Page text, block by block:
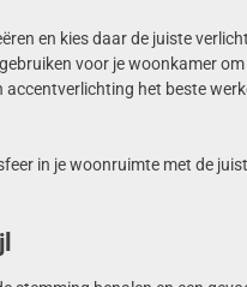
en kies daar de juiste
voor je woonkamer
accentverlichting het beste
in je woonruimte met de